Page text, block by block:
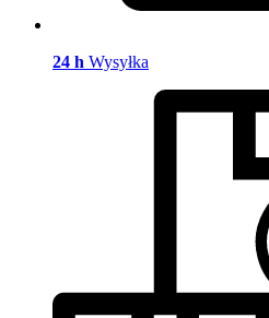
24 h Wysyłka